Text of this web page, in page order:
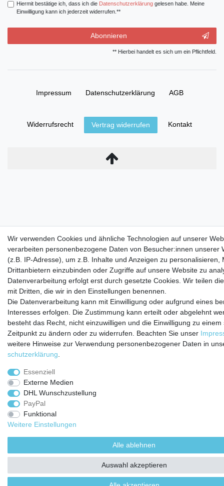
Wir verwenden Cookies und ähnliche Technologien auf unserer
verarbeiten personenbezogene Daten von Besucher:innen unserer
(z.B. IP-Adresse), um z.B. Inhalte und Anzeigen zu personalisieren,
Drittanbietern einzubinden oder Zugriffe auf unsere Website zu
Datenverarbeitung erfolgt erst durch gesetzte Cookies. Wir teilen
mit Dritten, die wir in den Einstellungen benennen.
Die Datenverarbeitung kann mit Einwilligung oder aufgrund eines
Interesses erfolgen. Die Zustimmung kann erteilt oder abgelehnt
besteht das Recht, nicht einzuwilligen und die Einwilligung zu einem
Zeitpunkt zu ändern oder zu widerrufen. Beachten Sie unser
weitere Hinweise zur Verwendung personenbezogener Daten in
schutz­erklärung
Essenziell
Externe Medien
DHL Wunschzustellung
PayPal
Funktional
Weitere Einstellungen
Alle ablehnen
Auswahl akzeptieren
Hiermit bestätige ich, dass ich die Daten­schutz­erklärunggelesen habe. Meine
Einwilligung kann ich jederzeit widerrufen.**
Abonnieren
** Hierbei handelt es sich um ein Pflichtfeld.
Impressum Daten­schutz­erklärung AGB
Widerrufs­recht Vertrag widerrufen Kontakt